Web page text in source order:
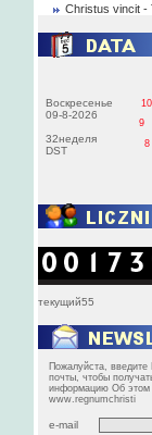
Christus vincit -
Воскресенье
09-8-2026
32неделя
DST
8
9
10
текущий55
Пожалуйста,
почты, чтобы
информацию Об этом
www.regnumchristi
e-mail